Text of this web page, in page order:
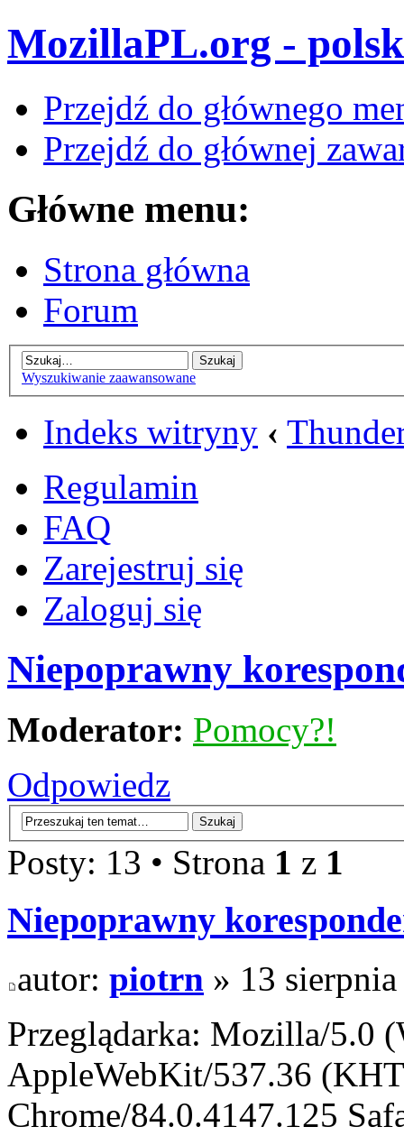
MozillaPL.org -
Przejdź do głównego
Przejdź do głównej
Główne menu:
Strona główna
Forum
Wyszukiwanie zaawansowane
Indeks witryny ‹
Regulamin
FAQ
Zarejestruj się
Zaloguj się
Niepoprawny
Moderator: Pomocy?!
Odpowiedz
Posty: 13 • Strona 1 z 1
Niepoprawny
autor: piotrn » 13
Przeglądarka: Mozilla/5.0
AppleWebKit/537.36
Chrome/84.0.4147.125